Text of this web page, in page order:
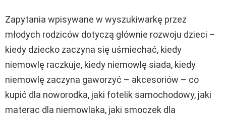
Zapytania wpisywane w wyszukiwarkę przez
młodych rodziców dotyczą głównie rozwoju dzieci –
kiedy dziecko zaczyna się uśmiechać, kiedy
niemowlę raczkuje, kiedy niemowlę siada, kiedy
niemowlę zaczyna gaworzyć – akcesoriów – co
kupić dla noworodka, jaki fotelik samochodowy, jaki
materac dla niemowlaka, jaki smoczek dla